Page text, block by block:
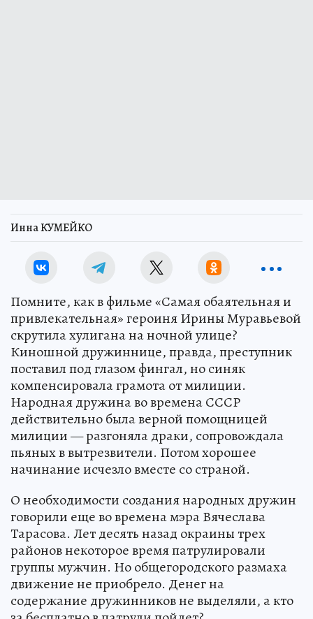
Инна КУМЕЙКО
Помните, как в фильме «Самая обаятельная и
привлекательная» героиня Ирины Муравьевой
скрутила хулигана на ночной улице?
Киношной дружиннице, правда, преступник
поставил под глазом фингал, но синяк
компенсировала грамота от милиции.
Народная дружина во времена СССР
действительно была верной помощницей
милиции — разгоняла драки, сопровождала
пьяных в вытрезвители. Потом хорошее
начинание исчезло вместе со страной.
О необходимости создания народных дружин
говорили еще во времена мэра Вячеслава
Тарасова. Лет десять назад окраины трех
районов некоторое время патрулировали
группы мужчин. Но общегородского размаха
движение не приобрело. Денег на
содержание дружинников не выделяли, а кто